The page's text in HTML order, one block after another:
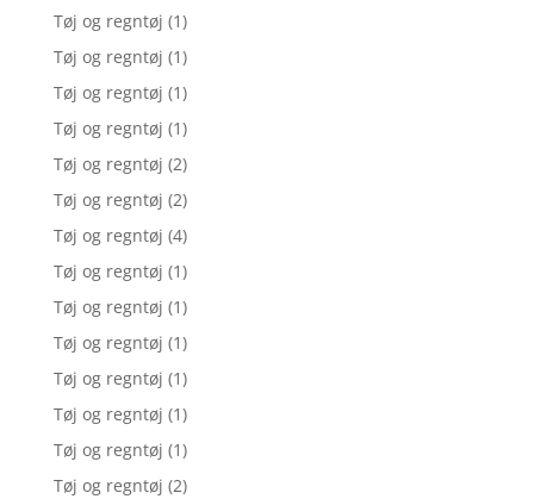
Tøj og regntøj (1)
Tøj og regntøj (1)
Tøj og regntøj (1)
Tøj og regntøj (1)
Tøj og regntøj (2)
Tøj og regntøj (2)
Tøj og regntøj (4)
Tøj og regntøj (1)
Tøj og regntøj (1)
Tøj og regntøj (1)
Tøj og regntøj (1)
Tøj og regntøj (1)
Tøj og regntøj (1)
Tøj og regntøj (2)